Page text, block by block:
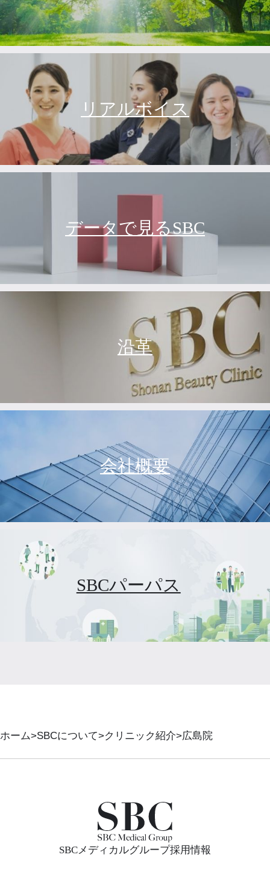
リアルボイス
データで見るSBC
沿革
会社概要
SBCパーパス
ホーム SBCについて クリニック紹介 広島院
SBCメディカルグループ採用情報